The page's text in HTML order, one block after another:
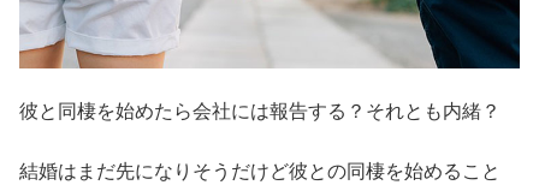
彼と同棲を始めたら会社には報告する？それとも内緒？
結婚はまだ先になりそうだけど彼との同棲を始めること